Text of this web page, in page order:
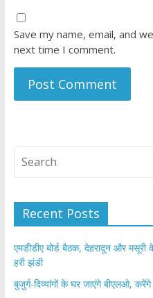
Save my name, email, and
next time I comment.
Recent Posts
एमडीडीए बोर्ड बैठक, देहरादून और
हरी झंडी
बुजुर्ग-दिव्यांगों के घर जाएंगे बीएलओ, करेंगे